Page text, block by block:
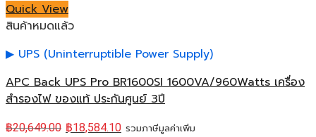
Quick View
สินค้าหมดแล้ว
UPS (Uninterruptible Power Supply)
APC Back UPS Pro BR1600SI 1600VA/960Watts เครื่อง
สำรองไฟ ของแท้ ประกันศูนย์ 3ปี
฿20,649.00 ฿18,584.10 รวมภาษีมูลค่าเพิ่ม